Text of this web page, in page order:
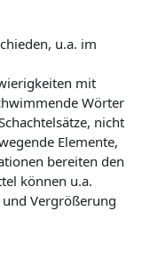
u.a. im
mit
Wörter
nicht
Elemente,
bereiten den
können u.a.
Vergrößerung